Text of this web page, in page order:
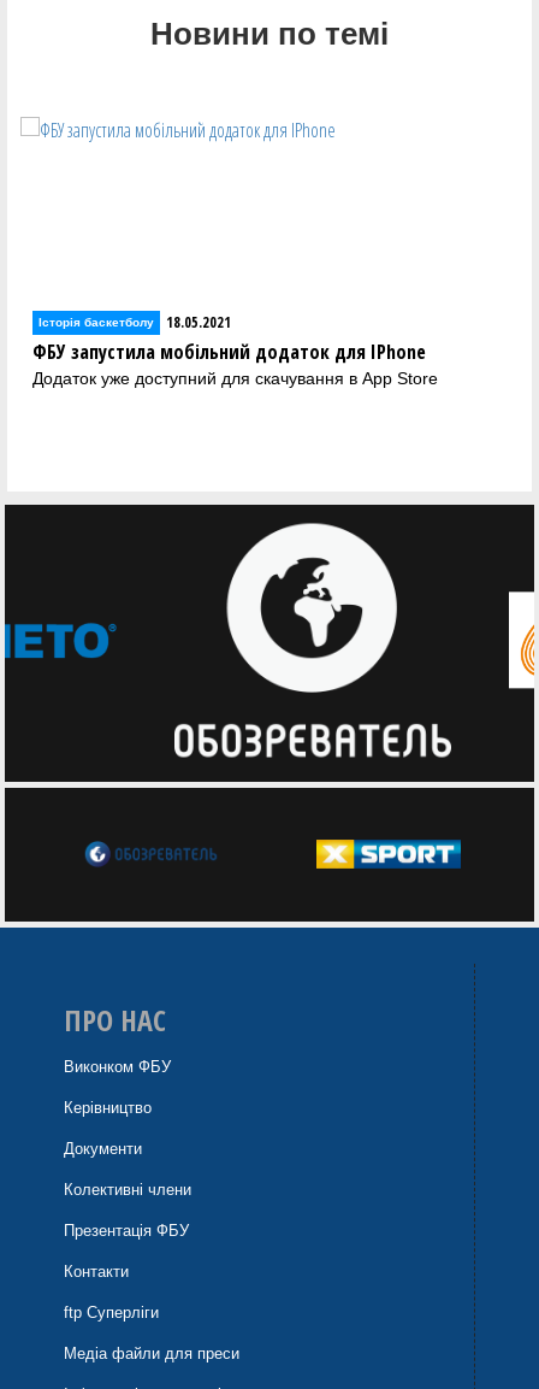
Новини по темі
Історія баскетболу 18.05.2021
ФБУ запустила мобільний додаток для IPhone
Додаток уже доступний для скачування в App Store
ПРО НАС
Виконком ФБУ
Керівництво
Документи
Колективні члени
Презентація ФБУ
Контакти
ftp Суперліги
Медіа файли для преси